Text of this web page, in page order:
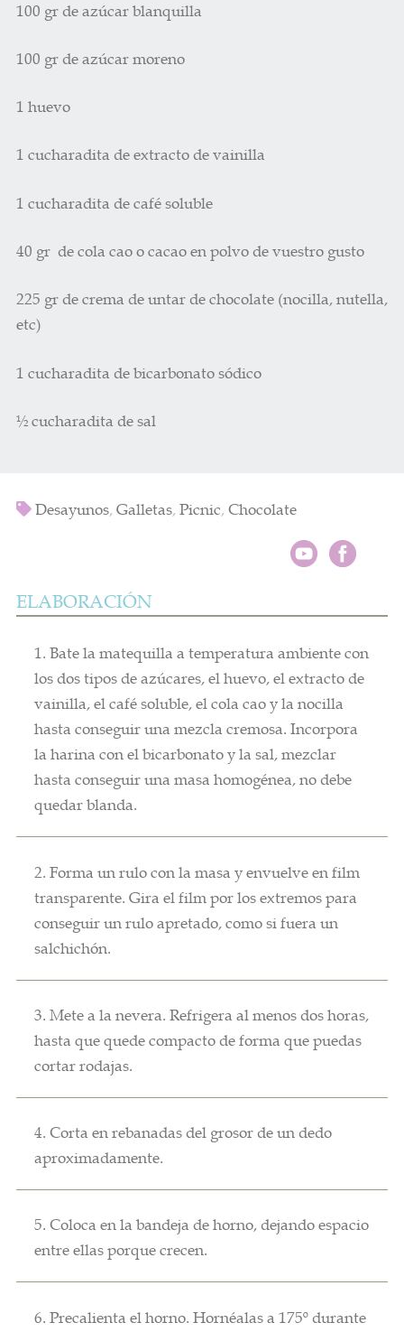
100 gr de azúcar blanquilla
100 gr de azúcar moreno
1 huevo
1 cucharadita de extracto de vainilla
1 cucharadita de café soluble
40 gr de cola cao o cacao en polvo de vuestro gusto
225 gr de crema de untar de chocolate (nocilla, nutella,
etc)
1 cucharadita de bicarbonato sódico
½ cucharadita de sal
Desayunos,Galletas,Picnic,Chocolate
ELABORACIÓN
1. Bate la matequilla a temperatura ambiente con
los dos tipos de azúcares, el huevo, el extracto de
vainilla, el café soluble, el cola cao y la nocilla
hasta conseguir una mezcla cremosa. Incorpora
la harina con el bicarbonato y la sal, mezclar
hasta conseguir una masa homogénea, no debe
quedar blanda.
2. Forma un rulo con la masa y envuelve en film
transparente. Gira el film por los extremos para
conseguir un rulo apretado, como si fuera un
salchichón.
3. Mete a la nevera. Refrigera al menos dos horas,
hasta que quede compacto de forma que puedas
cortar rodajas.
4. Corta en rebanadas del grosor de un dedo
aproximadamente.
5. Coloca en la bandeja de horno, dejando espacio
entre ellas porque crecen.
6. Precalienta el horno. Hornéalas a 175º durante